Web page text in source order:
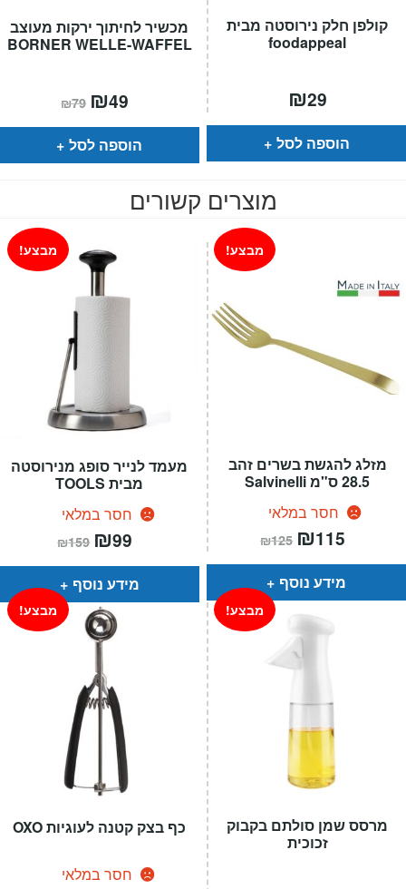
מכשיר לחיתוך ירקות מעוצב
BORNER WELLE-WAFFEL
₪79 המחיר
המקורי
היה:
₪79.
₪49
הוא:
הוספה לסל
קולפן חלק נירוסטה מבית
foodappeal
₪29
הוספה לסל
מוצרים קשורים
מעמד לנייר סופג מנירוסטה
מבית TOOLS
חסר במלאי
מבצע!
₪159 המחיר
המקורי
היה:
₪159.
₪99
הוא:
מידע נוסף
מזלג להגשת בשרים זהב
28.5 ס"מ Salvinelli
חסר במלאי
מבצע!
₪125 המחיר
המקורי
היה:
₪125.
₪115
הוא:
מידע נוסף
כף בצק קטנה לעוגיות OXO
חסר במלאי
מבצע!
מרסס שמן סולתם בקבוק
זכוכית
מבצע!